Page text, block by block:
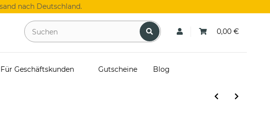
nach Deutschland.
0,00 €
Für Geschäftskunden Gutscheine Blog